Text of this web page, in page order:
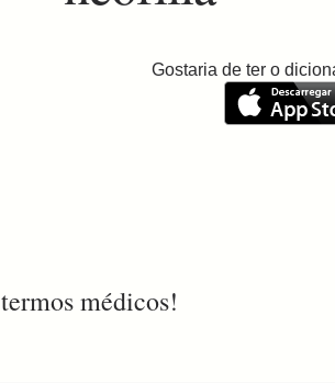
Gostaria de ter o
termos médicos!